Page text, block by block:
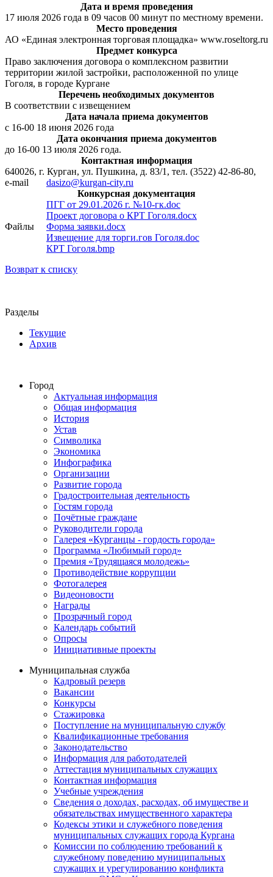
Дата и время проведения
17 июля 2026 года в 09 часов 00 минут по местному времени.
Место проведения
АО «Единая электронная торговая площадка» www.roseltorg.ru
Предмет конкурса
Право заключения договора о комплексном развитии
территории жилой застройки, расположенной по улице
Гоголя, в городе Кургане
Перечень необходимых документов
В соответствии с извещением
Дата начала приема документов
с 16-00 18 июня 2026 года
Дата окончания приема документов
до 16-00 13 июля 2026 года.
Контактная информация
640026, г. Курган, ул. Пушкина, д. 83/1, тел. (3522) 42-86-80,
e-mail
dasizo@kurgan-city.ru
Конкурсная документация
Файлы
ПГГ от 29.01.2026 г. №10-гк.doc
Проект договора о КРТ Гоголя.docx
Форма заявки.docx
Извещение для торги.гов Гоголя.doc
КРТ Гоголя.bmp
Возврат к списку
Разделы
Текущие
Архив
Город
Актуальная информация
Общая информация
История
Устав
Символика
Экономика
Инфографика
Организации
Развитие города
Градостроительная деятельность
Гостям города
Почётные граждане
Руководители города
Галерея «Курганцы - гордость города»
Программа «Любимый город»
Премия «Трудящаяся молодежь»
Противодействие коррупции
Фотогалерея
Видеоновости
Награды
Прозрачный город
Календарь событий
Опросы
Инициативные проекты
Муниципальная служба
Кадровый резерв
Вакансии
Конкурсы
Стажировка
Поступление на муниципальную службу
Квалификационные требования
Законодательство
Информация для работодателей
Аттестация муниципальных служащих
Контактная информация
Учебные учреждения
Сведения о доходах, расходах, об имуществе и
обязательствах имущественного характера
Кодексы этики и служебного поведения
муниципальных служащих города Кургана
Комиссии по соблюдению требований к
служебному поведению муниципальных
служащих и урегулированию конфликта